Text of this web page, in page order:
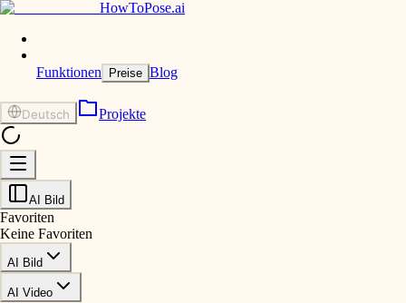
HowToPose.ai
Funktionen Preise Blog
Deutsch Projekte
AI Bild
Favoriten
Keine Favoriten
AI Bild
AI Video